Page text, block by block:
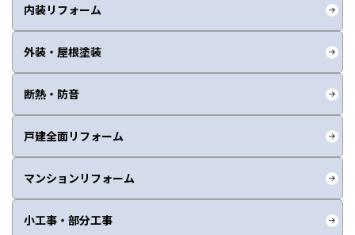
内装リフォーム
外装・屋根塗装
断熱・防音
戸建全面リフォーム
マンションリフォーム
小工事・部分工事